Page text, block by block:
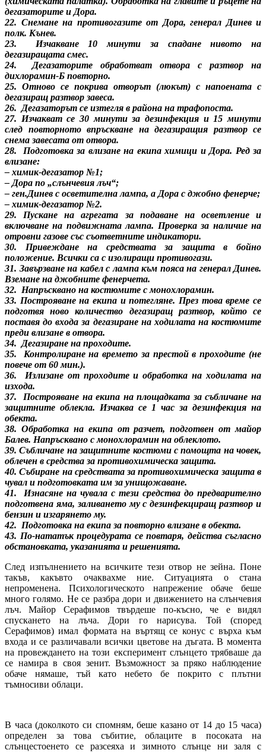
дегазаторите и Дора.
22. Снемане на противогазите от Дора, генерал Динев и
полк. Кънев.
23. Изчакване 10 минути за спадане нивото на
дегазиращата смес.
24. Дегазаторите обработват отвора с разтвор на
дихлорамин-Б повторно.
25. Отново се покрива отворът (люкът) с напоената с
дегазиращ разтвор завеса.
26. Дегазаторът се изтегля в района на трафопоста.
27. Изчакват се 30 минути за дезинфекция и 15 минути
след повторното впръскване на дегазиращия разтвор се
снема завесата от отвора.
28. Подготовка за влизане на екипа химици и Дора. Ред за
влизане:
– химик-дегазатор №1;
– Дора по „слънчевия лъч“;
– ген.Динев с осветителна лампа, а Дора с джобно фенерче;
– химик-дегазатор №2.
29. Пускане на агрегата за подаване на осветление и
включване на подвижната лампа. Проверка за наличие на
отровни газове със съответните индикатори.
30. Привеждане на средствата за защита в бойно
положение. Всички са с изолиращи противогази.
31. Завързване на кабел с лампа към пояса на генерал Динев.
Вземане на джобните фенерчета.
32. Напръсквано на костюмите с монохлорамин.
33. Построяване на екипа и потегляне. През това време се
подготвя ново количество дегазиращ разтвор, който се
поставя до входа за дегазиране на ходилата на костюмите
преди влизане в отвора.
34. Дегазиране на проходите.
35. Контролиране на времето за престой в проходите (не
повече от 60 мин.).
36. Излизане от проходите и обработка на ходилата на
изхода.
37. Построяване на екипа на площадката за събличане на
защитните облекла. Изчаква се 1 час за дезинфекция на
обекта.
38. Обработка на екипа от разчет, подготвен от майор
Балев. Напръсквано с монохлорамин на облеклото.
39. Събличане на защитните костюми с помощта на човек,
облечен в средства за противохимическа защита.
40. Събиране на средствата за противохимическа защита в
чувал и подготовката им за унищожаване.
41. Изнасяне на чувала с тези средства до предварително
подготвена яма, заливането му с дезинфекциращ разтвор и
бензин и изгарянето му.
42. Подготовка на екипа за повторно влизане в обекта.
43. По-нататък процедурата се повтаря, действа съгласно
обстановката, указанията и решенията.
След изпълнението на всичките тези отвор не зейна. Поне
такъв, какъвто очаквахме ние. Ситуацията о стана
непроменена. Психологическото напрежение обаче беше
много голямо. Не се разбра дори и движението на слънчевия
лъч. Майор Серафимов твърдеше по-късно, че е видял
спускането на лъча. Дори го нарисува. Той (според
Серафимов) имал формата на въртящ се конус с върха към
входа и се различавали всички цветове на дъгата. В момента
на провеждането на този експеримент слънцето трябваше да
се намира в своя зенит. Възможност за пряко наблюдение
обаче нямаше, тъй като небето бе покрито с плътни
тъмносиви облаци.
В часа (доколкото си спомням, беше казано от 14 до 15 часа)
определен за това събитие, облаците в посоката на
слънцестоенето се разсеяха и зимното слънце ни заля с